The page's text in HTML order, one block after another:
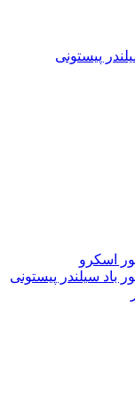
پیستونی
اسکرو
باد سیلندر پیستونی